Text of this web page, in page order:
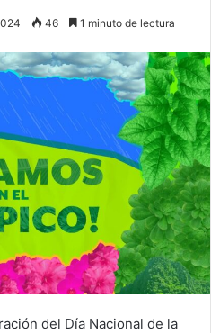
46 1 minuto de lectura
del Día Nacional de la